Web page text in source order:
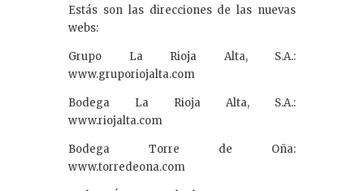
Estás son las direcciones de las nuevas
webs:
Grupo La Rioja Alta, S.A.:
www.gruporiojalta.com
Bodega La Rioja Alta, S.A.:
www.riojalta.com
Bodega Torre de Oña:
www.torredeona.com